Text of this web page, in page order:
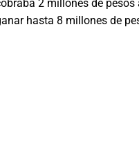
2 millones de pesos
hasta 8 millones de